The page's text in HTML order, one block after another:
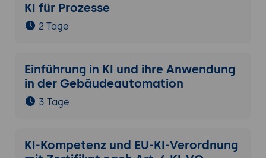
KI für Prozesse
2 Tage
Einführung in KI und ihre Anwendung
in der Gebäudeautomation
3 Tage
KI-Kompetenz und EU-KI-Verordnung